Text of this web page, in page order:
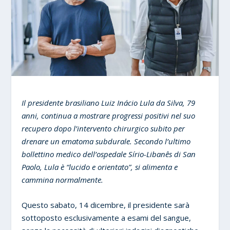
Il presidente brasiliano Luiz Inácio Lula da Silva, 79
anni, continua a mostrare progressi positivi nel suo
recupero dopo l’intervento chirurgico subito per
drenare un ematoma subdurale. Secondo l’ultimo
bollettino medico dell’ospedale Sírio-Libanês di San
Paolo, Lula è “lucido e orientato”, si alimenta e
cammina normalmente.
Questo sabato, 14 dicembre, il presidente sarà
sottoposto esclusivamente a esami del sangue,